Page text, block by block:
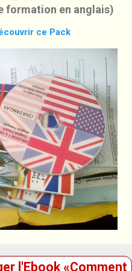
. ...
formation en anglais)
ce Pack
«Comment